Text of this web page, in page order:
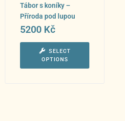
Tábor s koníky –
Příroda pod lupou
5200 Kč
SELECT
OPTIONS